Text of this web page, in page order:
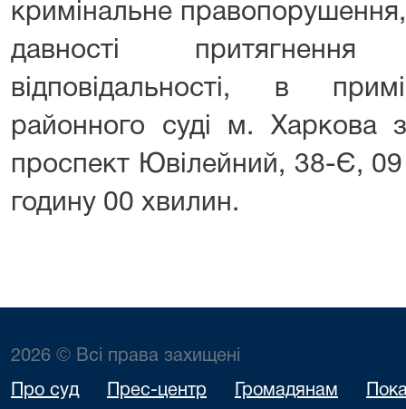
кримінальне правопорушення,
давності
відповідальності, в
районного суді м. Харкова
проспект Ювілейний, 38-Є,
годину 00 хвилин.
2026 © Всі права захищені
Про суд Прес-центр Громадянам